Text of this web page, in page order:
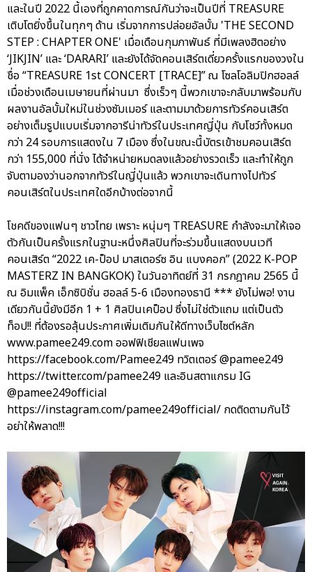
และในปี 2022 นี้เองที่ถูกคาดการณ์กันว่าจะเป็นปีที่ TREASURE
เติบโตยิ่งขึ้นในทุกๆ ด้าน เริ่มจากการปล่อยอัลบั้ม 'THE SECOND
STEP : CHAPTER ONE' เมื่อเดือนกุมภาพันธ์ ที่มีเพลงฮิตอย่าง
‘JIKJIN’ และ ‘DARARI’ และยังได้จัดคอนเสิร์ตเดี่ยวครั้งแรกของวงใน
ชื่อ “TREASURE 1st CONCERT [TRACE]” ณ โซลโอลิมปิกฮอลล์
เมื่อช่วงเดือนเมษายนที่ผ่านมา ซึ่งเร็วๆ นี้พวกเขาจะกลับมาพร้อมกับ
ผลงานอัลบั้มใหม่ในช่วงซัมเมอร์ และตามมาด้วยการทัวร์คอนเสิร์ต
อย่างเต็มรูปแบบเริ่มจากอารีน่าทัวร์ในประเทศญี่ปุ่น กับโชว์ทั้งหมด
กว่า 24 รอบการแสดงใน 7 เมือง ซึ่งในขณะนี้บัตรเข้าชมคอนเสิร์ต
กว่า 155,000 ที่นั่ง ได้จำหน่ายหมดลงแล้วอย่างรวดเร็ว และทำให้ถูก
จับตามองว่านอกจากทัวร์ในญี่ปุ่นแล้ว พวกเขาจะเดินทางไปทัวร์
คอนเสิร์ตในประเทศใดอีกบ้างต่อจากนี้
โชคดีของแฟนๆ ชาวไทย เพราะ หนุ่มๆ TREASURE กำลังจะมาให้เจอ
ตัวกันเป็นครั้งแรกในฐานะหนึ่งศิลปินที่จะร่วมขึ้นแสดงบนเวที
คอนเสิร์ต “2022 เค-ป็อป มาสเตอร์ซ อิน แบงคอก” (2022 K-POP
MASTERZ IN BANGKOK) ในวันอาทิตย์ที่ 31 กรกฎาคม 2565 นี้
ณ อิมแพ็ค เอ็กซิบิชั่น ฮอลล์ 5-6 เมืองทองธานี *** ยังไม่พอ! งาน
เดียวกันนี้ยังมีอีก 1 + 1 ศิลปินเคป็อป ซึ่งไม่ใช่ตัวแถม แต่เป็นตัว
ท็อป!! ที่ต้องรอลุ้นประกาศเพิ่มเติมกันให้ดีทางเว็บไซต์หลัก
www.pamee249.com ออฟฟิเชียลแฟนเพจ
https://facebook.com/Pamee249 ทวิตเตอร์ @pamee249
https://twitter.com/pamee249 และอินสตาแกรม IG
@pamee249official
https://instagram.com/pamee249official/ กดติดตามกันไว้
อย่าให้พลาด!!!